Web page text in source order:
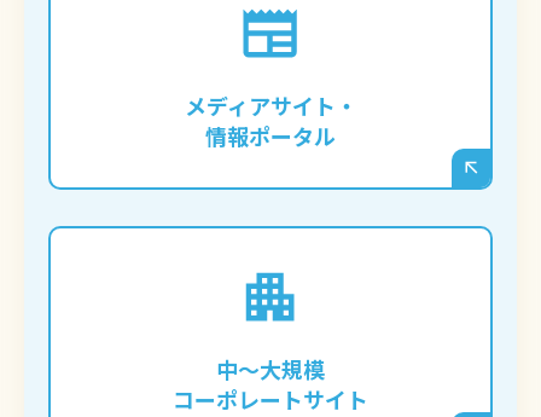
メディアサイト・
情報ポータル
富山の専門情報サイトや、特定のジャンル
事を管理・運営したい企業様。
中〜大規模
コーポレートサイト
IR情報、事業紹介、実績紹介など、多岐に
わたる情報を整理し、富山のステークホル
ダーへ向けて信頼性の高い情報を発信した